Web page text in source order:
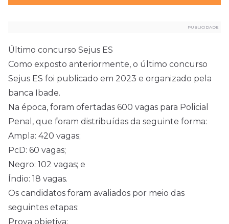
PUBLICIDADE
Último concurso Sejus ES
Como exposto anteriormente, o último concurso
Sejus ES foi publicado em 2023 e organizado pela
banca Ibade.
Na época, foram ofertadas 600 vagas para Policial
Penal, que foram distribuídas da seguinte forma:
Ampla: 420 vagas;
PcD: 60 vagas;
Negro: 102 vagas; e
Índio: 18 vagas.
Os candidatos foram avaliados por meio das
seguintes etapas:
Prova objetiva;